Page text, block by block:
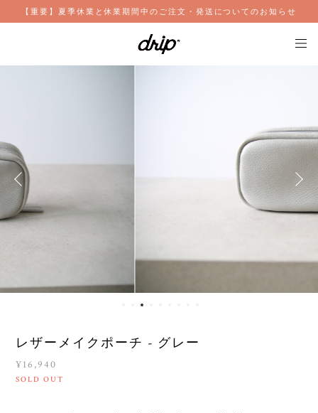
【重要】夏季休業と休業期間中のご注文・発送についてのお知らせ
レザーメイクポーチ - グレー
¥16,940
SOLD OUT